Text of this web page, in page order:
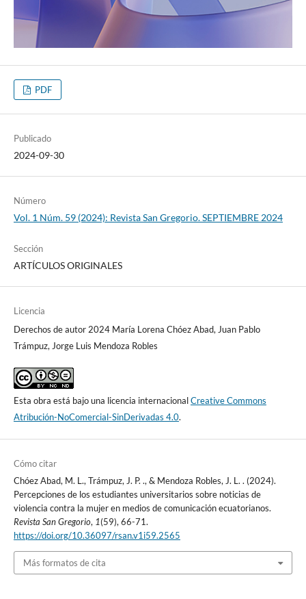
PDF
Publicado
2024-09-30
Número
Vol. 1 Núm. 59 (2024): Revista San Gregorio. SEPTIEMBRE 2024
Sección
ARTÍCULOS ORIGINALES
Licencia
Derechos de autor 2024 María Lorena Chóez Abad, Juan Pablo
Trámpuz, Jorge Luis Mendoza Robles
Esta obra está bajo una licencia internacionalCreative Commons
Atribución-NoComercial-SinDerivadas 4.0.
Cómo citar
Chóez Abad, M. L., Trámpuz, J. P. ., & Mendoza Robles, J. L. . (2024).
Percepciones de los estudiantes universitarios sobre noticias de
violencia contra la mujer en medios de comunicación ecuatorianos.
Revista San Gregorio, 1(59), 66-71.
https://doi.org/10.36097/rsan.v1i59.2565
Más formatos de cita